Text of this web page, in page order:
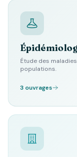
Étude des
populations.
3 ouvrages